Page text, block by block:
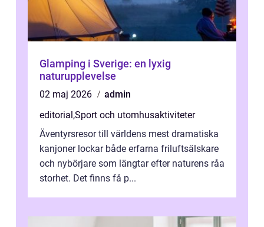
Glamping i Sverige: en lyxig
naturupplevelse
02 maj 2026
admin
editorial ,Sport och utomhusaktiviteter
Äventyrsresor till världens mest dramatiska
kanjoner lockar både erfarna friluftsälskare
och nybörjare som längtar efter naturens råa
storhet. Det finns få p...